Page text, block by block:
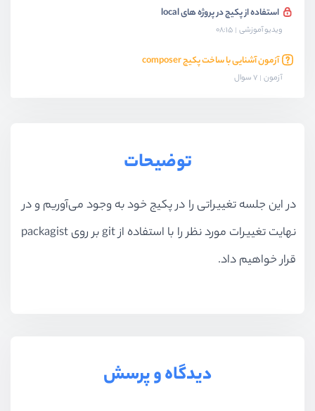
استفاده از پکیج در پروژه های local
ویدیو آموزشی 08:15
آزمون آشنایی با ساخت پکیج composer
آزمون 7 سوال
توضیحات
در این جلسه تغییراتی را در پکیج خود به وجود می‌آوریم و در
نهایت تغییرات مورد نظر را با استفاده از git بر روی packagist
قرار خواهیم داد.
دیدگاه و پرسش